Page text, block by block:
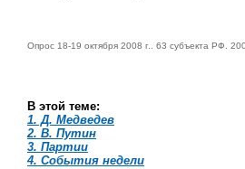
Опрос 18-19 октября 2008 г.. 63 субъекта РФ.
В этой теме:
1. Д. Медведев
2. В. Путин
3. Партии
4. События недели